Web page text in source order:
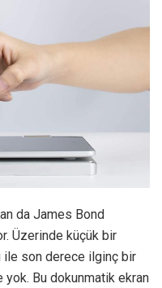
da James Bond
Üzerinde küçük bir
ile son derece ilginç bir
Bu dokunmatik ekran